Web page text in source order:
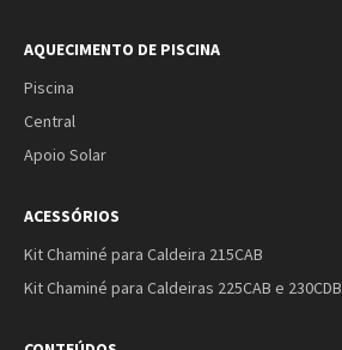
AQUECIMENTO DE PISCINA
Piscina
Central
Apoio Solar
ACESSÓRIOS
Kit Chaminé para Caldeira 215CAB
Kit Chaminé para Caldeiras 225CAB e 230CDB